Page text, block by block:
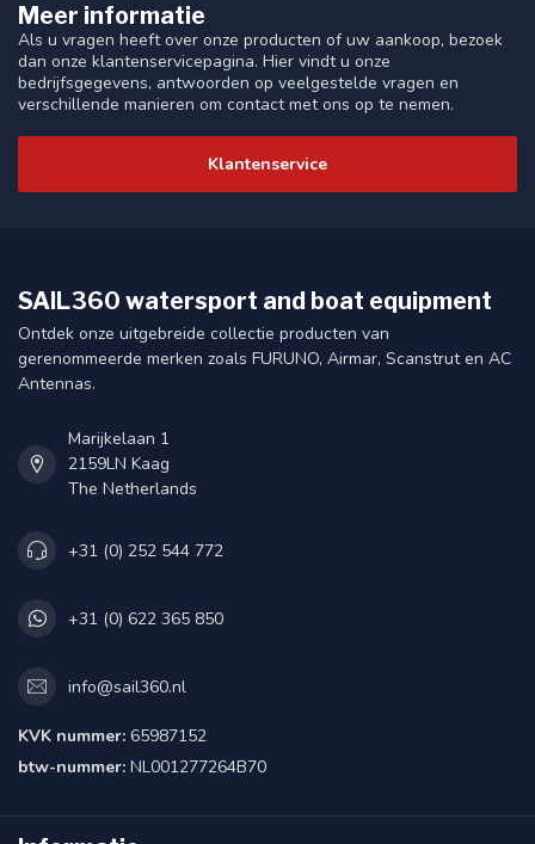
Meer informatie
Als u vragen heeft over onze producten of uw aankoop, bezoek
dan onze klantenservicepagina. Hier vindt u onze
bedrijfsgegevens, antwoorden op veelgestelde vragen en
verschillende manieren om contact met ons op te nemen.
Klantenservice
SAIL360 watersport and boat equipment
Ontdek onze uitgebreide collectie producten van
gerenommeerde merken zoals FURUNO, Airmar, Scanstrut en AC
Antennas.
Marijkelaan 1
2159LN Kaag
The Netherlands
+31 (0) 252 544 772
+31 (0) 622 365 850
info@sail360.nl
KVK nummer: 65987152
btw-nummer: NL001277264B70